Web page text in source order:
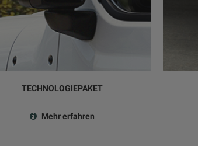
TECHNOLOGIEPAKET
Mehr erfahren